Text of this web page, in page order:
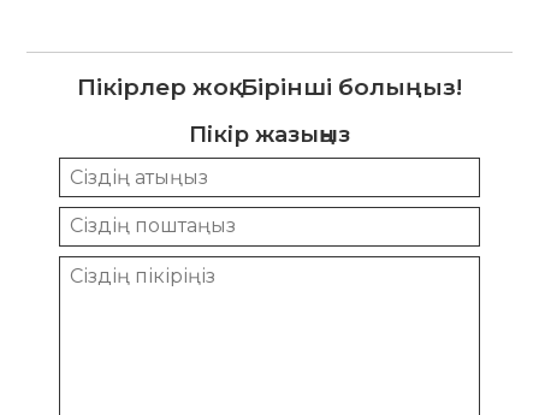
Пікірлер жоқ. Бірінші болыңыз!
Пікір жазыңыз